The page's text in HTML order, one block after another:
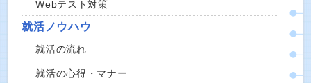
Webテスト対策
就活ノウハウ
就活の流れ
就活の心得・マナー